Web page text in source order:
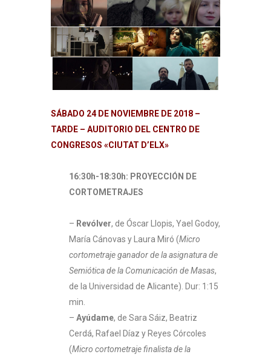
SÁBADO 24 DE NOVIEMBRE DE 2018 –
TARDE – AUDITORIO DEL CENTRO DE
CONGRESOS «CIUTAT D’ELX»
16:30h-18:30h: PROYECCIÓN DE
CORTOMETRAJES
– Revólver, de Óscar Llopis, Yael Godoy,
María Cánovas y Laura Miró (Micro
cortometraje ganador de la asignatura de
Semiótica de la Comunicación de Masas,
de la Universidad de Alicante). Dur: 1:15
min.
– Ayúdame, de Sara Sáiz, Beatriz
Cerdá, Rafael Díaz y Reyes Córcoles
(Micro cortometraje finalista de la